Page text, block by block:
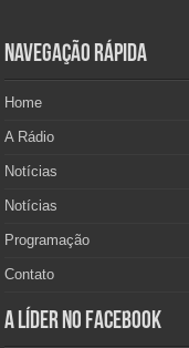
Navegação Rápida
Home
A Rádio
Notícias
Notícias
Programação
Contato
A Líder no Facebook